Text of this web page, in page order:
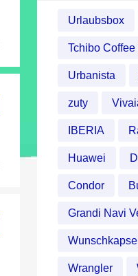
Urlaubsbox
Tchibo
Urbanista
zuty
IBERIA
Huawei
Condor
Grandi Navi
Wunschkapsel
Wrangler